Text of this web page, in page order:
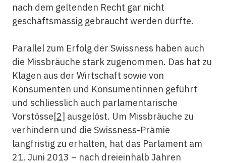
nach dem geltenden Recht gar nicht
geschäftsmässig gebraucht werden dürfte.
Parallel zum Erfolg der Swissness haben auch
die Missbräuche stark zugenommen. Das hat zu
Klagen aus der Wirtschaft sowie von
Konsumenten und Konsumentinnen geführt
und schliesslich auch parlamentarische
Vorstösse[2] ausgelöst. Um Missbräuche zu
verhindern und die Swissness-Prämie
langfristig zu erhalten, hat das Parlament am
21. Juni 2013 – nach dreieinhalb Jahren